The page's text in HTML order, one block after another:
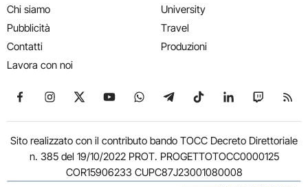
Chi siamo
Pubblicità
Contatti
Lavora con noi
University
Travel
Produzioni
Seguici su Facebook
Seguici su Instagram
Seguici su X
Seguici su YouTube
Seguici su WhatsApp
Seguici su Telegram
Seguici su TikTok
Seguici su
Seguici
Sito realizzato con il contributo bando TOCC Decreto Direttoriale
n. 385 del 19/10/2022 PROT. PROGETTOTOCC0000125
COR15906233 CUPC87J23001080008